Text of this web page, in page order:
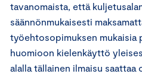
tavanomaista, että
säännönmukaisesti
työehtosopimuksen mukaisia
huomioon kielenkäyttö
alalla tällainen ilmaisu saattaa